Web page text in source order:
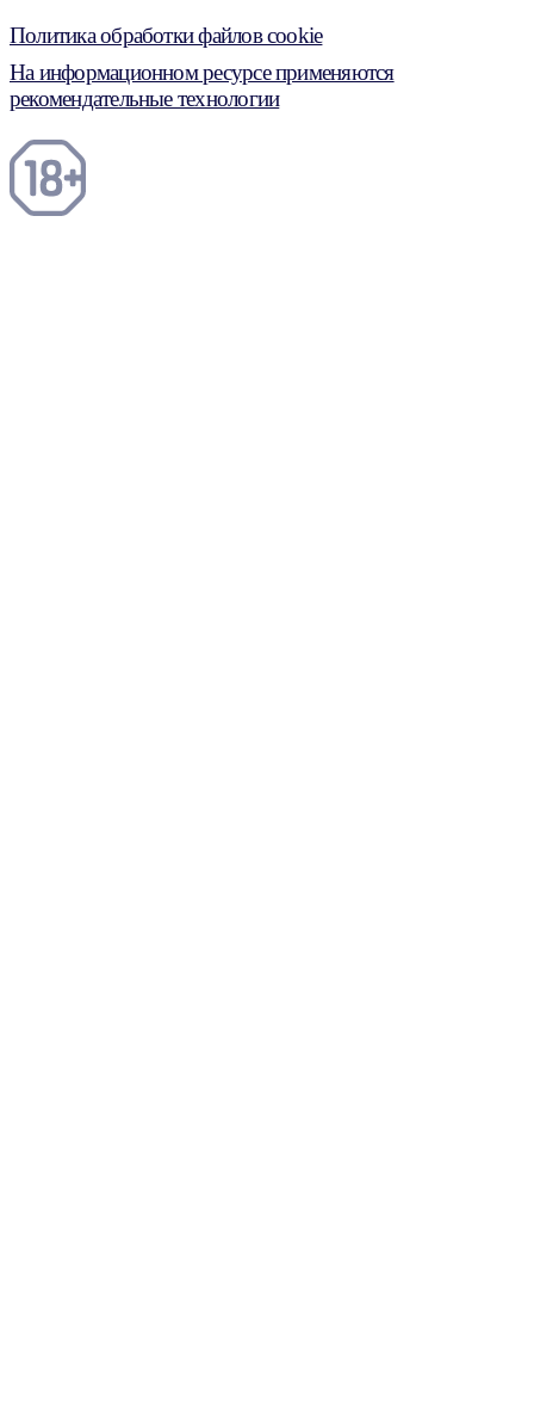
Политика обработки файлов cookie
На информационном ресурсе применяются
рекомендательные технологии